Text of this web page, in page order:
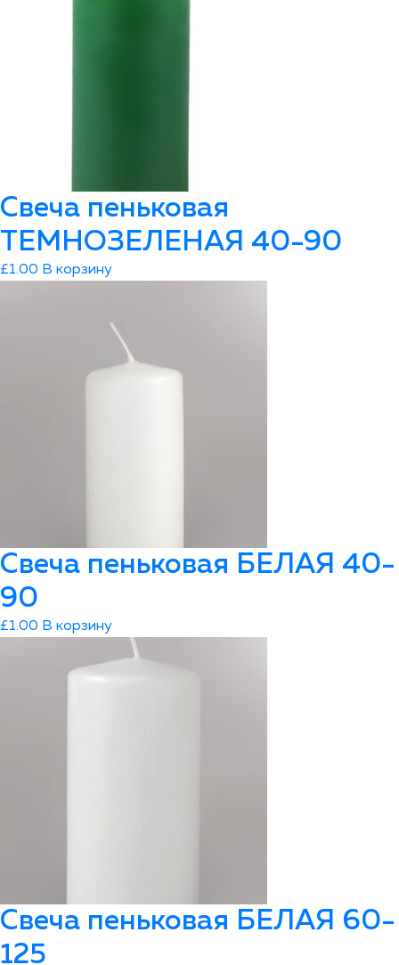
Свеча пеньковая
ТЕМНОЗЕЛЕНАЯ 40-90
£1.00 В корзину
Свеча пеньковая БЕЛАЯ 40-
90
£1.00 В корзину
Свеча пеньковая БЕЛАЯ 60-
125